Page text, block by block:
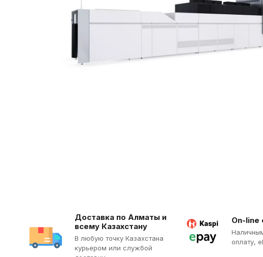
Доставка по Алматы и
всему Казахстану
В любую точку Казахстана
курьером или службой
On-line
оплату,